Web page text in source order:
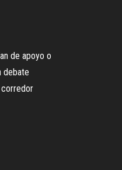
de apoyo o
debate
corredor